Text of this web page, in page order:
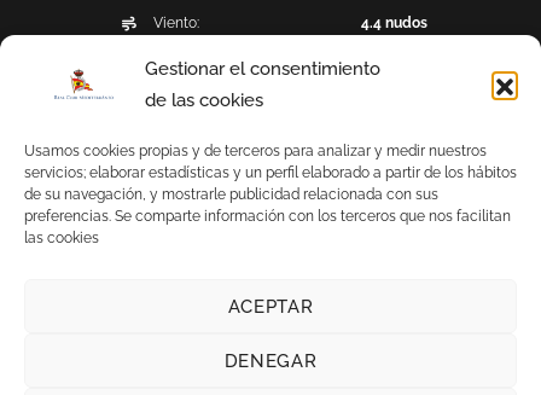
Gestionar el consentimiento
de las cookies
Usamos cookies propias y de terceros para analizar y medir nuestros
servicios; elaborar estadísticas y un perfil elaborado a partir de los hábitos
de su navegación, y mostrarle publicidad relacionada con sus
preferencias. Se comparte información con los terceros que nos facilitan
las cookies
ACEPTAR
DENEGAR
Viento:
4.4 nudos
Precipitación:
Última observación: 2026-08-07 14:20:43
© 2026 Real Club Mediterráneo - Todos los derechos